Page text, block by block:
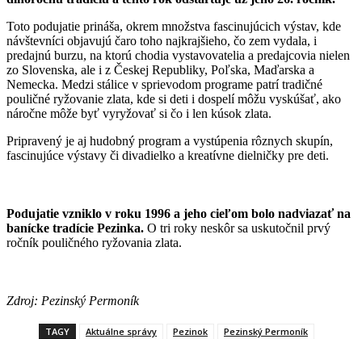
Toto podujatie prináša, okrem množstva fascinujúcich výstav, kde
návštevníci objavujú čaro toho najkrajšieho, čo zem vydala, i
predajnú burzu, na ktorú chodia vystavovatelia a predajcovia nielen
zo Slovenska, ale i z Českej Republiky, Poľska, Maďarska a
Nemecka. Medzi stálice v sprievodom programe patrí tradičné
pouličné ryžovanie zlata, kde si deti i dospelí môžu vyskúšať, ako
náročne môže byť vyryžovať si čo i len kúsok zlata.
Pripravený je aj hudobný program a vystúpenia rôznych skupín,
fascinujúce výstavy či divadielko a kreatívne dielničky pre deti.
Podujatie vzniklo v roku 1996 a jeho cieľom bolo nadviazať na
banícke tradície Pezinka. O tri roky neskôr sa uskutočnil prvý
ročník pouličného ryžovania zlata.
Zdroj: Pezinský Permoník
TAGY Aktuálne správy Pezinok Pezinský Permoník